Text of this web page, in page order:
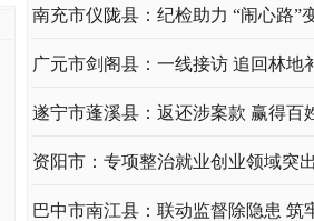
南充市仪陇县：纪检助力 “闹心路”
广元市剑阁县：一线接访 追回林地
遂宁市蓬溪县：返还涉案款 赢得百
资阳市：专项整治就业创业领域突
巴中市南江县：联动监督除隐患 筑